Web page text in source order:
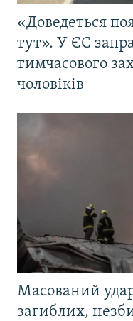
«Доведеться
тут». У ЄС
тимчасового
чоловіків
Масований удар
загиблих,